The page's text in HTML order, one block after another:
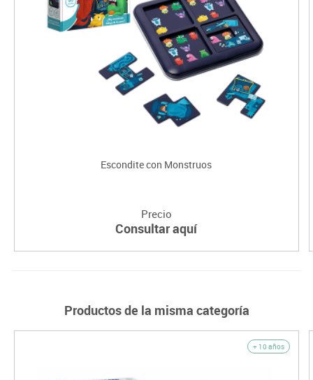
Escondite con Monstruos
Precio
Consultar aquí
Productos de la misma categoría
+ 10 años